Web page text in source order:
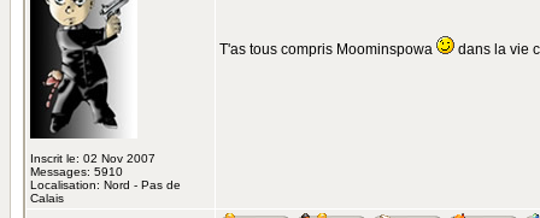
Inscrit le: 02 Nov 2007
Messages: 5910
Localisation: Nord - Pas de
Calais
T'as tous compris Moominspowa dans la vie